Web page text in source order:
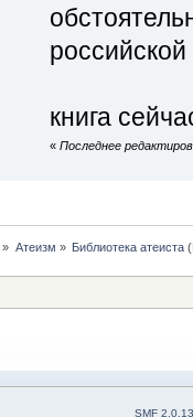
книга
« Последнее
» Атеизм » Библиотека атеиста
SMF 2.0.13